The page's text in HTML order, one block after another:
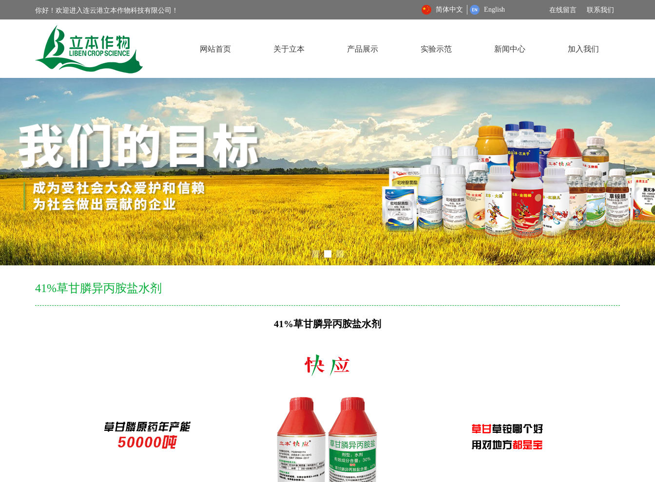
你好！欢迎进入连云港立本作物科技有限公司！ 简体中文 English 在线留言 联系我们
网站首页 关于立本 产品展示 实验示范 新闻中心 加入我们
ꂃ ꁹ
41%草甘膦异丙胺盐水剂
41%草甘膦异丙胺盐水剂